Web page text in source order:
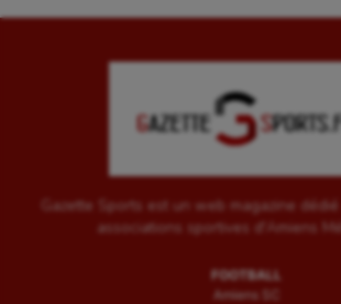
Gazette Sports est un web magazine
associations sportives d'Amiens
FOOTBALL
Amiens SC